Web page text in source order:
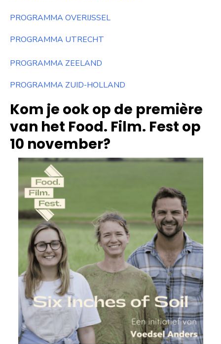
PROGRAMMA OVERIJSSEL
PROGRAMMA UTRECHT
PROGRAMMA ZEELAND
PROGRAMMA ZUID-HOLLAND
Kom je ook op de première
van het Food. Film. Fest op
10 november?